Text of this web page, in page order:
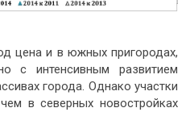
цена и в южных пригородах,
с интенсивным развитием
города. Однако участки
в северных новостройках